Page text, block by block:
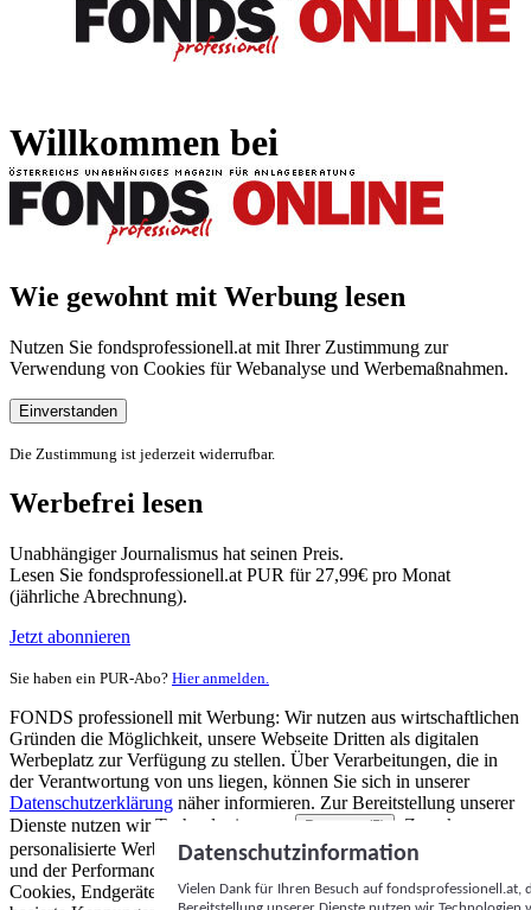
Willkommen bei
Wie gewohnt mit Werbung lesen
Nutzen Sie fondsprofessionell.at mit Ihrer Zustimmung zur
Verwendung von Cookies für Webanalyse und Werbemaßnahmen.
Einverstanden
Die Zustimmung ist jederzeit widerrufbar.
Werbefrei lesen
Unabhängiger Journalismus hat seinen Preis.
Lesen Sie fondsprofessionell.at PUR für 27,99€ pro Monat
(jährliche Abrechnung).
Jetzt abonnieren
Sie haben ein PUR-Abo? Hier anmelden.
FONDS professionell mit Werbung: Wir nutzen aus wirtschaftlichen
Gründen die Möglichkeit, unsere Webseite Dritten als digitalen
Werbeplatz zur Verfügung zu stellen. Über Verarbeitungen, die in
der Verantwortung von uns liegen, können Sie sich in unserer
Datenschutzerklärung näher informieren. Zur Bereitstellung unserer
Dienste nutzen wir Technologien von
Partnern (5)
. Zwecke:
personalisierte Werbung und Inhalte, Messung von Werbeleistung
und der Performance von Inhalten sowie Zielgruppenforschung.
Cookies, Endgeräte- oder ähnliche Online-Kennungen (z. B. login-
Datenschutzinformation
Vielen Dank für Ihren Besuch auf